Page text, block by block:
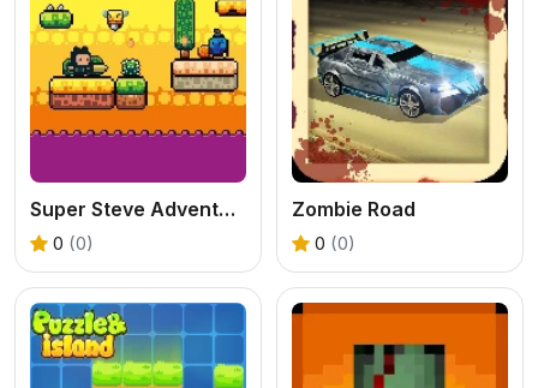
Super Steve Adventure
0 (0)
Zombie Road
0 (0)